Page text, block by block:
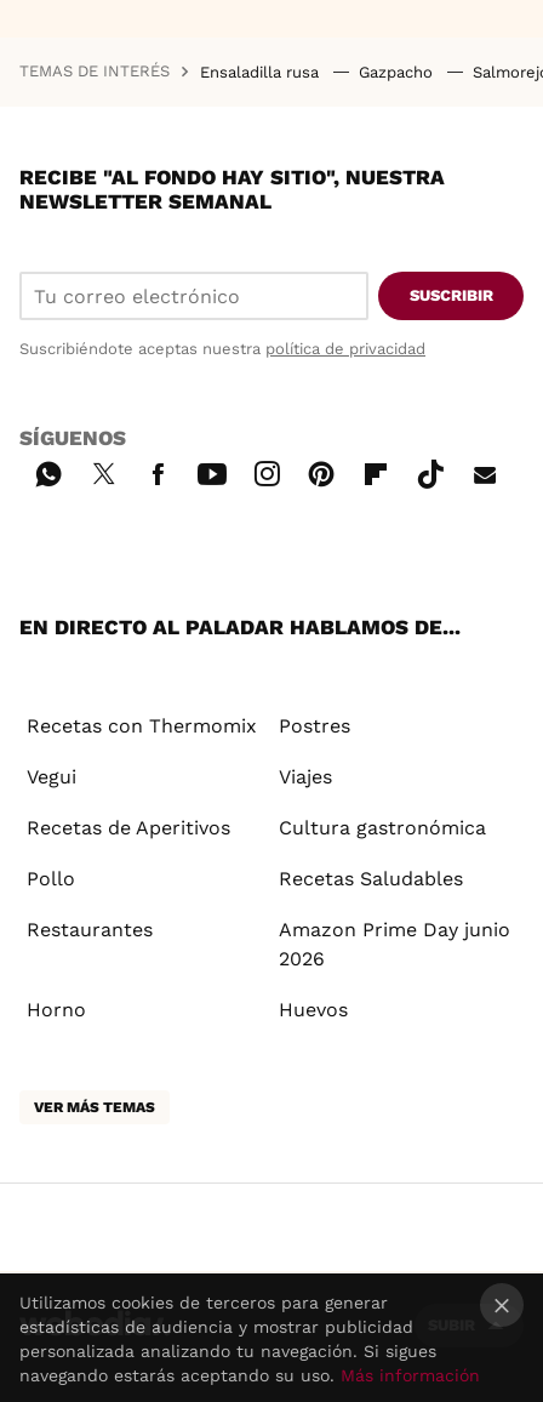
TEMAS DE INTERÉS Ensaladilla rusa Gazpacho
RECIBE "AL FONDO HAY SITIO", NUESTRA
NEWSLETTER SEMANAL
SUSCRIBIR
Suscribiéndote aceptas nuestra política de privacidad
SÍGUENOS
EN DIRECTO AL PALADAR HABLAMOS DE...
Recetas con Thermomix Postres
Vegui Viajes
Recetas de Aperitivos Cultura gastronómica
Pollo Recetas Saludables
Restaurantes
Amazon Prime Day junio
2026
Horno Huevos
VER MÁS TEMAS
Utilizamos cookies de terceros para generar
estadísticas de audiencia y mostrar publicidad
personalizada analizando tu navegación. Si sigues
navegando estarás aceptando su uso. Más información